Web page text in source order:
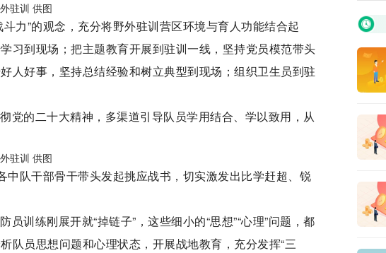
驻训 供图
力”的观念，充分将野外驻训营区环境与育人功能结合起
习到现场；把主题教育开展到驻训一线，坚持党员模范带头
人好事，坚持总结经验和树立典型到现场；组织卫生员到驻
党的二十大精神，多渠道引导队员学用结合、学以致用，从
驻训 供图
中队干部骨干带头发起挑应战书，切实激发出比学赶超、锐
训练刚展开就“掉链子”，这些细小的“思想”“心理”问题，都
队员思想问题和心理状态，开展战地教育，充分发挥“三